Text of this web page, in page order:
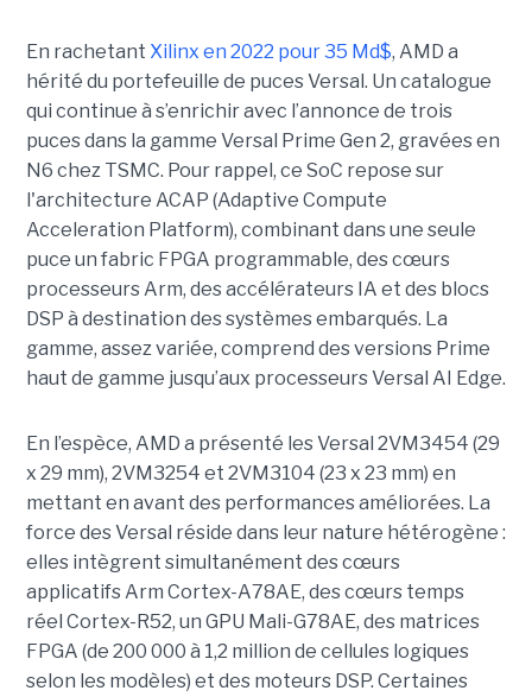
En rachetant Xilinx en 2022 pour 35 Md$, AMD a
hérité du portefeuille de puces Versal. Un catalogue
qui continue à s’enrichir avec l’annonce de trois
puces dans la gamme Versal Prime Gen 2, gravées en
N6 chez TSMC. Pour rappel, ce SoC repose sur
l'architecture ACAP (Adaptive Compute
Acceleration Platform), combinant dans une seule
puce un fabric FPGA programmable, des cœurs
processeurs Arm, des accélérateurs IA et des blocs
DSP à destination des systèmes embarqués. La
gamme, assez variée, comprend des versions Prime
haut de gamme jusqu’aux processeurs Versal AI Edge.
En l’espèce, AMD a présenté les Versal 2VM3454 (29
x 29 mm), 2VM3254 et 2VM3104 (23 x 23 mm) en
mettant en avant des performances améliorées. La
force des Versal réside dans leur nature hétérogène :
elles intègrent simultanément des cœurs
applicatifs Arm Cortex-A78AE, des cœurs temps
réel Cortex-R52, un GPU Mali-G78AE, des matrices
FPGA (de 200 000 à 1,2 million de cellules logiques
selon les modèles) et des moteurs DSP. Certaines